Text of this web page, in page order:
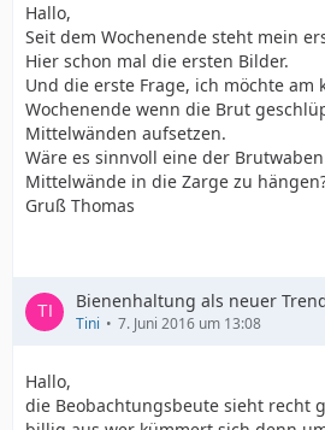
Hallo,
Seit dem Wochenende steht mein
Hier schon mal die ersten Bilder.
Und die erste Frage, ich möchte am
Wochenende wenn die Brut
Mittelwänden aufsetzen.
Wäre es sinnvoll eine der
Mittelwände in die Zarge zu
Gruß Thomas
Bienenhaltung als neuer
Tini 7. Juni 2016 um 13:08
Hallo,
die Beobachtungsbeute sieht recht